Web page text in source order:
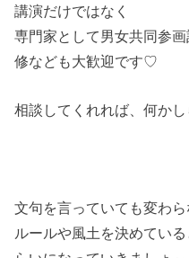
講演だけではなく
専門家として男女共同参
修なども大歓迎です♡
相談してくれれば、何か
文句を言っていても変わら
ルールや風土を決めてい